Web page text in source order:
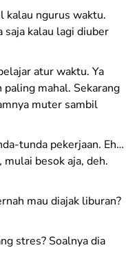
kalau ngurus waktu.
saja kalau lagi diuber
atur waktu. Ya
paling mahal. Sekarang
muter sambil
tunda pekerjaan. Eh…
besok aja, deh.
mau diajak liburan?
stres? Soalnya dia